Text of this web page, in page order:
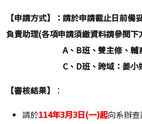
【申請方式】：請於申請截止日前備
負責助理(各項申請須繳資料請參閱
A、B班、雙主修、輔系
C、D班、跨域：姜小
【審核結果】
：
請於114年3月3日(一)起向系辦